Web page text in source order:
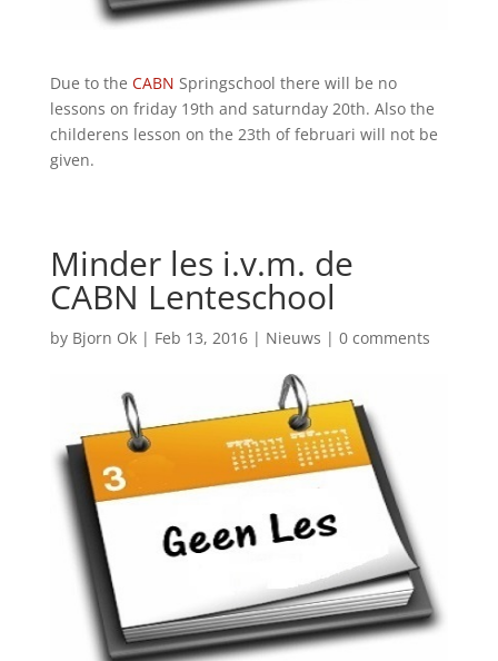
Due to the CABN Springschool there will be no
lessons on friday 19th and saturnday 20th. Also the
childerens lesson on the 23th of februari will not be
given.
Minder les i.v.m. de
CABN Lenteschool
by Bjorn Ok| Feb 13, 2016| Nieuws | 0 comments